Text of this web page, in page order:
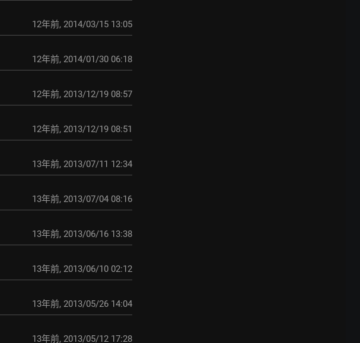
12年前, 2014/03/15 13:05
12年前, 2014/01/30 06:18
12年前, 2013/12/19 08:57
12年前, 2013/12/19 08:51
13年前, 2013/07/11 12:34
13年前, 2013/07/04 08:16
13年前, 2013/06/16 13:38
13年前, 2013/06/10 02:12
13年前, 2013/05/26 14:04
13年前, 2013/05/12 17:28